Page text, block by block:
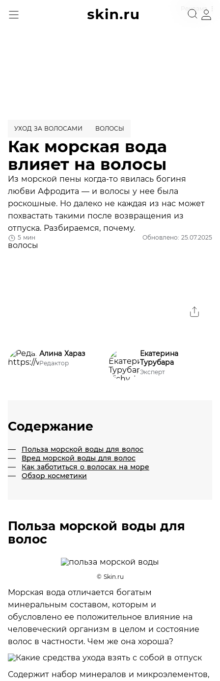
Реклама
5 мин Обновлено: 25.07.2025
УХОД ЗА ВОЛОСАМИ ВОЛОСЫ
Как морская вода
влияет на волосы
Из морской пены когда-то явилась богиня
любви Афродита — и волосы у нее была
роскошные. Но далеко не каждая из нас может
похвастать такими после возвращения из
отпуска. Разбираемся, почему.
Алина Хараз
Редактор
Екатерина
Турубара
Эксперт
Содержание
Польза морской воды для волос
Вред морской воды для волос
Как заботиться о волосах на море
Обзор косметики
Польза морской воды для
волос
© Skin.ru
Морская вода отличается богатым
минеральным составом, которым и
обусловлено ее положительное влияние на
человеческий организм в целом и состояние
волос в частности. Чем же она хороша?
Содержит набор минералов и микроэлементов,